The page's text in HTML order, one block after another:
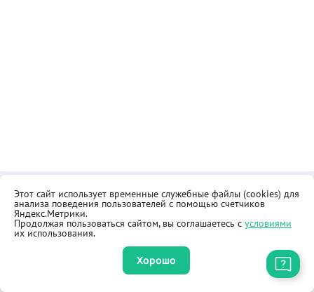
Контакты
Как купить
Общественная приёмная
Реквизиты
Оферта
Правила продажи товаров
Этот сайт использует временные служебные файлы (cookies) для
анализа поведения пользователей с помощью счетчиков
Яндекс.Метрики.
Продолжая пользоваться сайтом, вы соглашаетесь с условиями
их использования.
Хорошо